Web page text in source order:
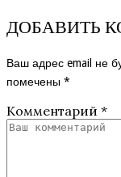
ДОБАВИТЬ
Ваш адрес email не
помечены *
Комментарий *